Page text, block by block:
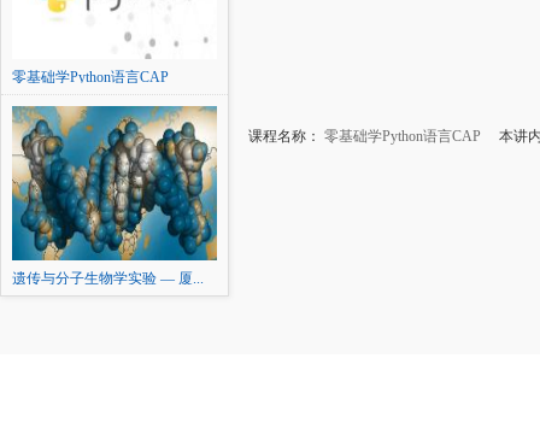
零基础学Python语言CAP
遗传与分子生物学实验 — 厦...
课程名称： 零基础学Python语言CAP 本讲内